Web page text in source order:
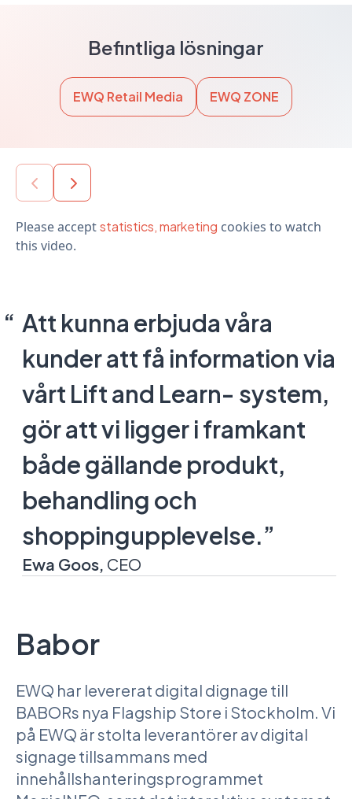
Befintliga lösningar
EWQ Retail Media EWQ ZONE
Please acceptstatistics, marketing cookies to watch
this video.
Att kunna erbjuda våra
kunder att få information via
vårt Lift and Learn- system,
gör att vi ligger i framkant
både gällande produkt,
behandling och
shoppingupplevelse.”
Ewa Goos, CEO
Babor
EWQ har levererat digital dignage till
BABORs nya Flagship Store i Stockholm. Vi
på EWQ är stolta leverantörer av digital
signage tillsammans med
innehållshanteringsprogrammet